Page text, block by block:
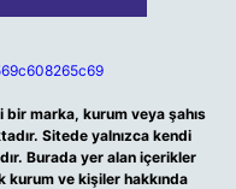
marka, kurum veya şahıs
Sitede yalnızca kendi
Burada yer alan içerikler
kurum ve kişiler hakkında